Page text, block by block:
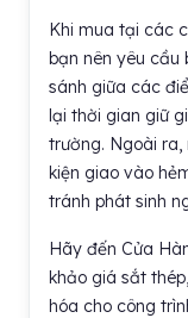
Khi mua tại các
bạn nên yêu cầu
sánh giữa các
lại thời gian giữ
trường. Ngoài ra,
kiện giao vào
tránh phát sinh
Hãy đến Cửa
khảo giá sắt
hóa cho công